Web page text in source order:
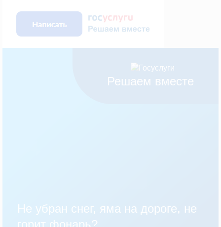
Решаем вместе
Не убран снег, яма на дороге, не
горит фонарь?